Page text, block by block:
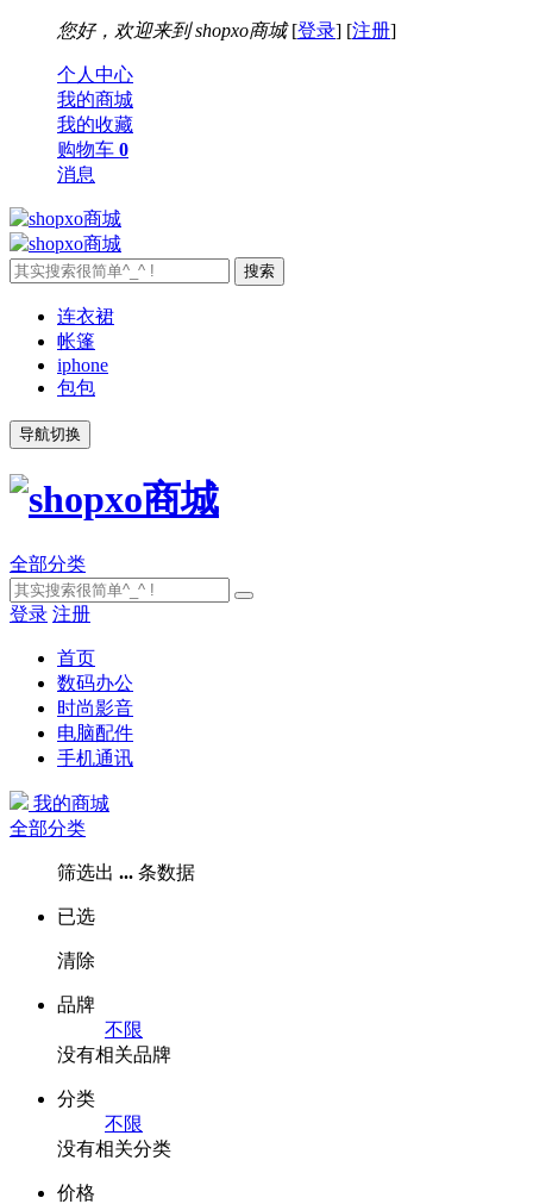
您好，欢迎来到 shopxo商城[登录] [注册]
个人中心
我的商城
我的收藏
购物车 0
消息
连衣裙
帐篷
iphone
包包
导航切换
全部分类
登录 注册
首页
数码办公
时尚影音
电脑配件
手机通讯
我的商城
全部分类
筛选出 ... 条数据
已选
清除
品牌
不限
没有相关品牌
分类
不限
没有相关分类
价格